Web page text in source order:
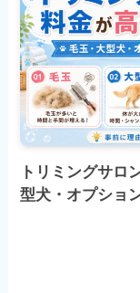
トリミングサロ
型犬・オプショ